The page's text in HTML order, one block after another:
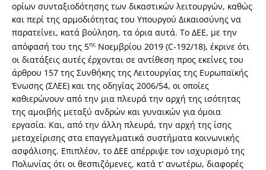
ορίων συνταξιοδότησης των δικαστικών λειτουργών, καθώς
και περί της αρμοδιότητας του Υπουργού Δικαιοσύνης να
παρατείνει, κατά βούληση, τα όρια αυτά. Το ΔΕΕ, με την
απόφασή του της 5ης Νοεμβρίου 2019 (C-192/18), έκρινε ότι
οι διατάξεις αυτές έρχονται σε αντίθεση προς εκείνες του
άρθρου 157 της Συνθήκης της Λειτουργίας της Ευρωπαϊκής
Ένωσης (ΣΛΕΕ) και της οδηγίας 2006/54, οι οποίες
καθιερώνουν από την μια πλευρά την αρχή της ισότητας
της αμοιβής μεταξύ ανδρών και γυναικών για όμοια
εργασία. Και, από την άλλη πλευρά, την αρχή της ίσης
μεταχείρισης στα επαγγελματικά συστήματα κοινωνικής
ασφάλισης. Επιπλέον, το ΔΕΕ απέρριψε τον ισχυρισμό της
Πολωνίας ότι οι θεσπιζόμενες, κατά τ’ ανωτέρω, διαφορές